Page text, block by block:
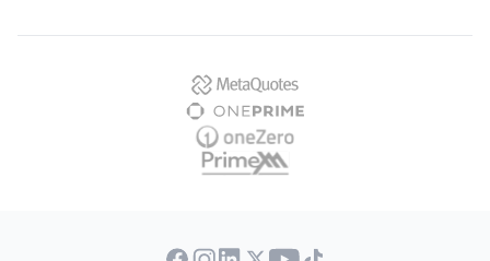
MetaQuotes
OnePrime
OneZero
PrimeXM